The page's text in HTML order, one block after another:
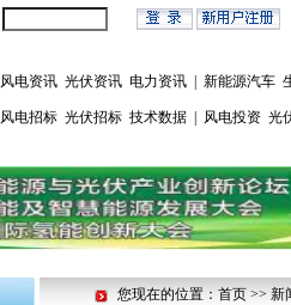
风电资讯 光伏资讯 电力资讯 新能源汽车
风电招标 光伏招标 技术数据 风电投资 光
您现在的位置：首页 >> 新